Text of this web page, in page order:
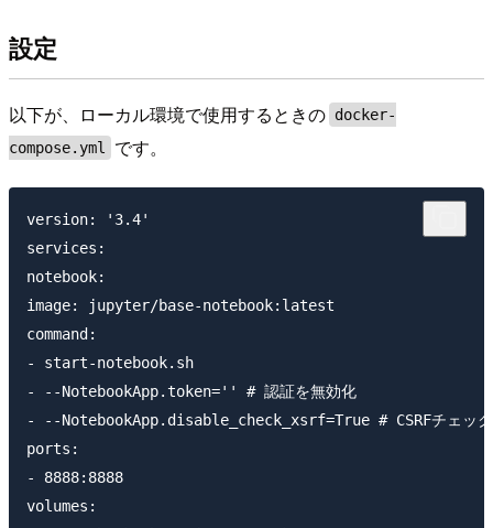
設定
以下が、ローカル環境で使用するときの docker-
compose.yml
です。
version: '3.4'
services:
notebook:
image: jupyter/base-notebook:latest
command:
- start-notebook.sh
- --NotebookApp.token='' # 認証を無効化
- --NotebookApp.disable_check_xsrf=True # CSRFチェック
ports:
- 8888:8888
volumes: